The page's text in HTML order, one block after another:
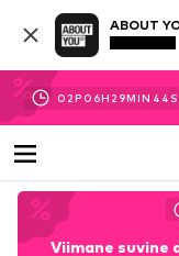
ABOUT
02P 06H 29MIN 43 S
Viimane suvine